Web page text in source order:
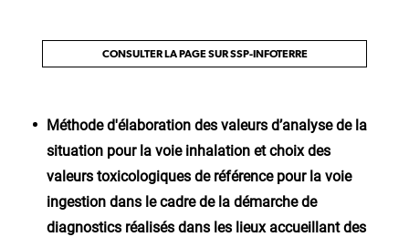
CONSULTER LA PAGE SUR SSP-INFOTERRE
Méthode d'élaboration des valeurs d’analyse de la
situation pour la voie inhalation et choix des
valeurs toxicologiques de référence pour la voie
ingestion dans le cadre de la démarche de
diagnostics réalisés dans les lieux accueillant des